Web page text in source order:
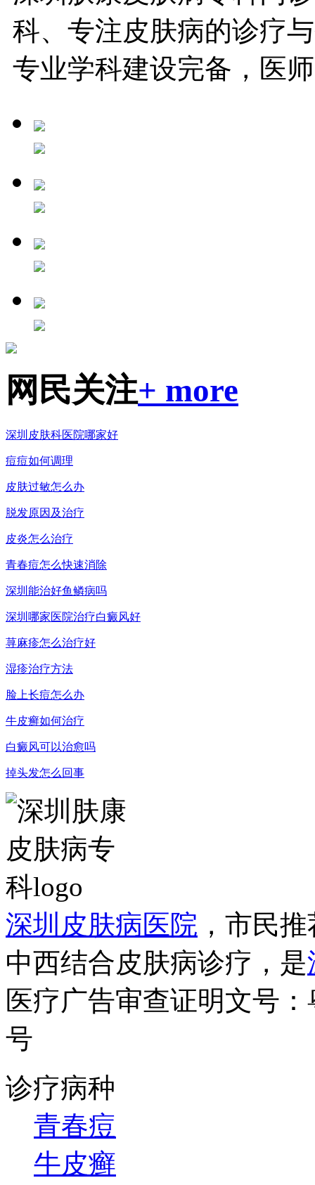
科、专注皮肤病的诊疗
专业学科建设完备，医
网民关注+ more
深圳皮肤科医院哪家好
痘痘如何调理
皮肤过敏怎么办
脱发原因及治疗
皮炎怎么治疗
青春痘怎么快速消除
深圳能治好鱼鳞病吗
深圳哪家医院治疗白癜风好
荨麻疹怎么治疗好
湿疹治疗方法
脸上长痘怎么办
牛皮癣如何治疗
白癜风可以治愈吗
掉头发怎么回事
深圳皮肤病医院 ，市民
中西结合皮肤病诊疗，是
医疗广告审查证明文号
号
诊疗病种
青春痘
牛皮癣